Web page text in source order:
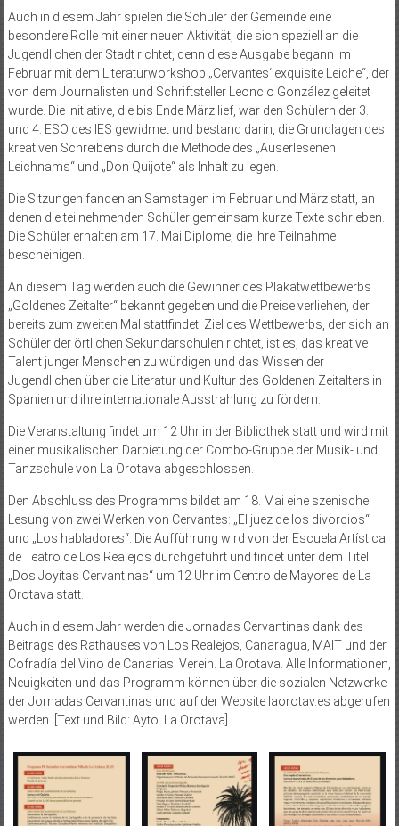
Auch in diesem Jahr spielen die Schüler der Gemeinde eine
besondere Rolle mit einer neuen Aktivität, die sich speziell an die
Jugendlichen der Stadt richtet, denn diese Ausgabe begann im
Februar mit dem Literaturworkshop „Cervantes‘ exquisite Leiche“, der
von dem Journalisten und Schriftsteller Leoncio González geleitet
wurde. Die Initiative, die bis Ende März lief, war den Schülern der 3.
und 4. ESO des IES gewidmet und bestand darin, die Grundlagen des
kreativen Schreibens durch die Methode des „Auserlesenen
Leichnams“ und „Don Quijote“ als Inhalt zu legen.
Die Sitzungen fanden an Samstagen im Februar und März statt, an
denen die teilnehmenden Schüler gemeinsam kurze Texte schrieben.
Die Schüler erhalten am 17. Mai Diplome, die ihre Teilnahme
bescheinigen.
An diesem Tag werden auch die Gewinner des Plakatwettbewerbs
„Goldenes Zeitalter“ bekannt gegeben und die Preise verliehen, der
bereits zum zweiten Mal stattfindet. Ziel des Wettbewerbs, der sich an
Schüler der örtlichen Sekundarschulen richtet, ist es, das kreative
Talent junger Menschen zu würdigen und das Wissen der
Jugendlichen über die Literatur und Kultur des Goldenen Zeitalters in
Spanien und ihre internationale Ausstrahlung zu fördern.
Die Veranstaltung findet um 12 Uhr in der Bibliothek statt und wird mit
einer musikalischen Darbietung der Combo-Gruppe der Musik- und
Tanzschule von La Orotava abgeschlossen.
Den Abschluss des Programms bildet am 18. Mai eine szenische
Lesung von zwei Werken von Cervantes: „El juez de los divorcios“
und „Los habladores“. Die Aufführung wird von der Escuela Artística
de Teatro de Los Realejos durchgeführt und findet unter dem Titel
„Dos Joyitas Cervantinas“ um 12 Uhr im Centro de Mayores de La
Orotava statt.
Auch in diesem Jahr werden die Jornadas Cervantinas dank des
Beitrags des Rathauses von Los Realejos, Canaragua, MAIT und der
Cofradía del Vino de Canarias. Verein. La Orotava. Alle Informationen,
Neuigkeiten und das Programm können über die sozialen Netzwerke
der Jornadas Cervantinas und auf der Website laorotav.es abgerufen
werden. [Text und Bild: Ayto. La Orotava]